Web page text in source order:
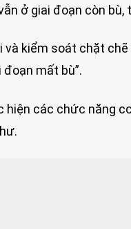
ở giai đoạn còn
và kiểm soát chặt
mất bù”.
các chức năng